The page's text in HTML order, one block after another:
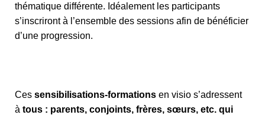
thématique différente. Idéalement les participants
s’inscriront à l’ensemble des sessions afin de bénéficier
d’une progression.
Ces sensibilisations-formations en visio s’adressent
à tous : parents, conjoints, frères, sœurs, etc. qui